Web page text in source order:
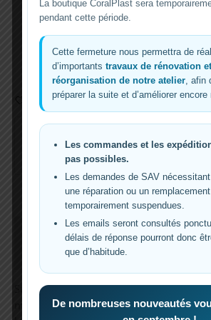
La hauteur des pieds (amovibles)
plaque de bouture mesure 35 x
Si vous avez besoin de formats,
personnalisés ou de différents
pas ànous contacter.
Add to Wishlist
Guaranteed Safe
Description
Informations complémentaires
Support a bouture horizontale.
mm avec 180 trous pour les plugs frag
La boutique CoralPlast sera
pendant cette période.
Cette fermeture nous permettra de
d’importants travaux de rénovation
réorganisation de notre atelier , afin
préparer la suite et d’améliorer encore
Les commandes et les
pas possibles.
Les demandes de SAV nécessitant
une réparation ou un
temporairement suspendues.
Les emails seront consultés
délais de réponse pourront donc
que d’habitude.
De nombreuses nouveautés